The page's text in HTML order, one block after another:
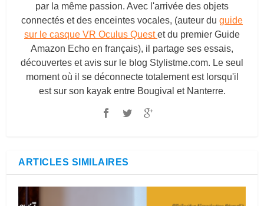
par la même passion. Avec l'arrivée des objets
connectés et des enceintes vocales, (auteur du guide
sur le casque VR Oculus Questet du premier Guide
Amazon Echo en français), il partage ses essais,
découvertes et avis sur le blog Stylistme.com. Le seul
moment où il se déconnecte totalement est lorsqu'il
est sur son kayak entre Bougival et Nanterre.
ARTICLES SIMILAIRES